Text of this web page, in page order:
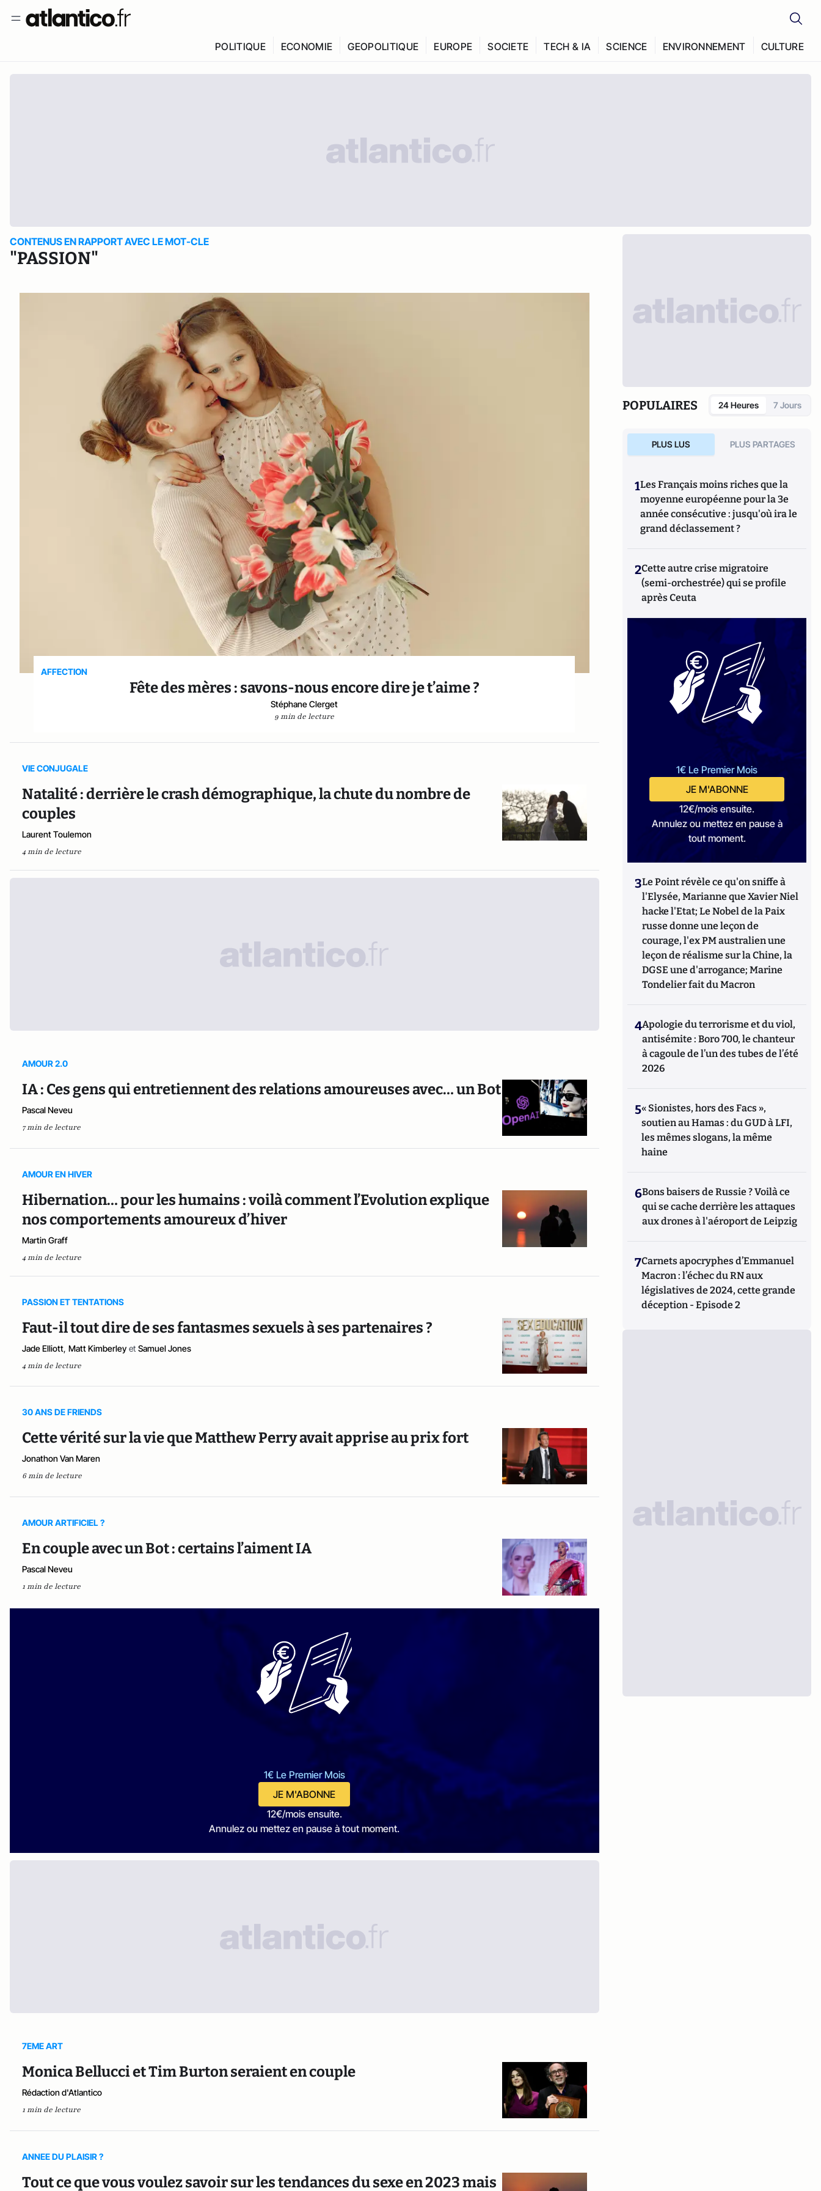
POLITIQUE ECONOMIE GEOPOLITIQUE EUROPE SOCIETE TECH & IA SCIENCE ENVIRONNEMENT CULTURE
CONTENUS EN RAPPORT AVEC LE MOT-CLE
"PASSION"
AFFECTION
Fête des mères : savons-nous encore dire je t’aime ?
Stéphane Clerget
9 min de lecture
VIE CONJUGALE
Natalité : derrière le crash démographique, la chute du nombre de
couples
Laurent Toulemon
4 min de lecture
AMOUR 2.0
IA : Ces gens qui entretiennent des relations amoureuses avec… un Bot
Pascal Neveu
7 min de lecture
AMOUR EN HIVER
Hibernation… pour les humains : voilà comment l’Evolution explique
nos comportements amoureux d’hiver
Martin Graff
4 min de lecture
PASSION ET TENTATIONS
Faut-il tout dire de ses fantasmes sexuels à ses partenaires ?
Jade Elliott, Matt Kimberley et Samuel Jones
4 min de lecture
30 ANS DE FRIENDS
Cette vérité sur la vie que Matthew Perry avait apprise au prix fort
Jonathon Van Maren
6 min de lecture
AMOUR ARTIFICIEL ?
En couple avec un Bot : certains l’aiment IA
Pascal Neveu
1 min de lecture
1€ Le Premier Mois
JE M'ABONNE
12€/mois ensuite.
Annulez ou mettez en pause à tout moment.
7EME ART
Monica Bellucci et Tim Burton seraient en couple
Rédaction d'Atlantico
1 min de lecture
ANNEE DU PLAISIR ?
Tout ce que vous voulez savoir sur les tendances du sexe en 2023 mais
POPULAIRES 24 Heures 7 Jours
PLUS LUS PLUS PARTAGES
1Les Français moins riches que la
moyenne européenne pour la 3e
année consécutive : jusqu'où ira le
grand déclassement ?
2Cette autre crise migratoire
(semi-orchestrée) qui se profile
après Ceuta
1€ Le Premier Mois
JE M'ABONNE
12€/mois ensuite.
Annulez ou mettez en pause à
tout moment.
3Le Point révèle ce qu'on sniffe à
l'Elysée, Marianne que Xavier Niel
hacke l'Etat; Le Nobel de la Paix
russe donne une leçon de
courage, l'ex PM australien une
leçon de réalisme sur la Chine, la
DGSE une d'arrogance; Marine
Tondelier fait du Macron
4Apologie du terrorisme et du viol,
antisémite : Boro 700, le chanteur
à cagoule de l’un des tubes de l’été
2026
5« Sionistes, hors des Facs »,
soutien au Hamas : du GUD à LFI,
les mêmes slogans, la même
haine
6Bons baisers de Russie ? Voilà ce
qui se cache derrière les attaques
aux drones à l'aéroport de Leipzig
7Carnets apocryphes d’Emmanuel
Macron : l’échec du RN aux
législatives de 2024, cette grande
déception - Episode 2